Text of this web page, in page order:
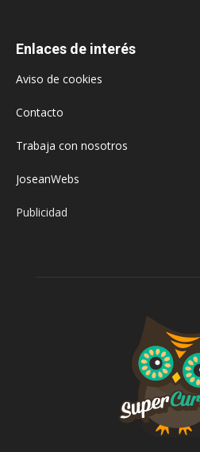
Enlaces de interés
Aviso de cookies
Contacto
Trabaja con nosotros
JoseanWebs
Publicidad